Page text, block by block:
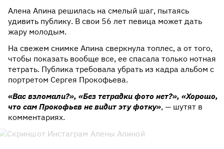
Алена Апина решилась на смелый шаг, пытаясь
удивить публику. В свои 56 лет певица может дать
жару молодым.
На свежем снимке Апина сверкнула топлес, а от того,
чтобы показать вообще все, ее спасала только нотная
тетрать. Публика требовала убрать из кадра альбом с
портретом Сергея Прокофьева.
«Вас взломали?», «Без тетрадки фото нет?», «Хорошо,
что сам Прокофьев не видит эту фотку», — шутят в
комментариях.